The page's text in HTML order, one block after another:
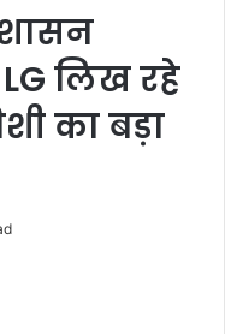
शासन
लिख रहे
का बड़ा